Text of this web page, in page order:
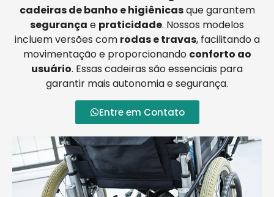
cadeiras de banho e higiênicasque garantem
segurança e praticidade. Nossos modelos
incluem versões com rodas e travas, facilitando a
movimentação e proporcionando conforto ao
usuário. Essas cadeiras são essenciais para
garantir mais autonomia e segurança.
Entre em Contato